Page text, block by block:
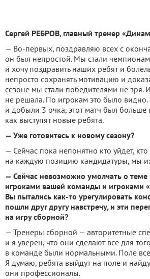
Сергей РЕБРОВ, главный тренер
— Во-первых, поздравляю всех с
он был непростой. Мы стали
и хочу поздравить наших ребят и
непросто сохранять мотивацию и
сезоне мы стали победителями не зря.
не решала. По игрокам это было
и добыли 3 очка, этот матч был больше
как выступят новые ребята.
— Уже готовитесь к новому сезону?
— Сейчас пока непонятно кто уйдет, кто
на каждую позицию кандидатуры, мы
— Сейчас невозможно умолчать о
игроками вашей команды и игроками
Вы пытались как-то урегулировать
пошли друг другу навстречу, и эти
на игру сборной?
— Тренеры сборной — авторитетные
и я уверен, что они сделают все для
в команде были нормальными. Поле
Я думаю, ребята выйдут на поле и
они профессионалы.